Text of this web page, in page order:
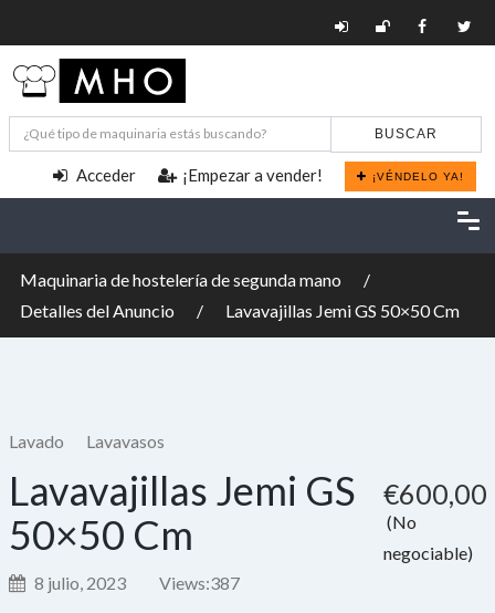
BUSCAR
Acceder ¡Empezar a vender! ¡VÉNDELO YA!
Maquinaria de hostelería de segunda mano
Detalles del Anuncio
Lavavajillas Jemi GS 50×50 Cm
Lavado Lavavasos
Lavavajillas Jemi GS
50×50 Cm
8 julio, 2023 Views:387
€600,00
(No
negociable)